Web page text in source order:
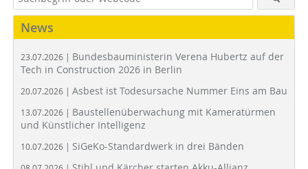
News
23.07.2026 | Bundesbauministerin Verena Hubertz auf der
Tech in Construction 2026 in Berlin
20.07.2026 | Asbest ist Todesursache Nummer Eins am Bau
13.07.2026 | Baustellenüberwachung mit Kameratürmen
und Künstlicher Intelligenz
10.07.2026 | SiGeKo-Standardwerk in drei Bänden